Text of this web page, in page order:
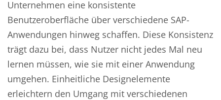
Unternehmen eine konsistente
Benutzeroberfläche über verschiedene SAP-
Anwendungen hinweg schaffen. Diese Konsistenz
trägt dazu bei, dass Nutzer nicht jedes Mal neu
lernen müssen, wie sie mit einer Anwendung
umgehen. Einheitliche Designelemente
erleichtern den Umgang mit verschiedenen